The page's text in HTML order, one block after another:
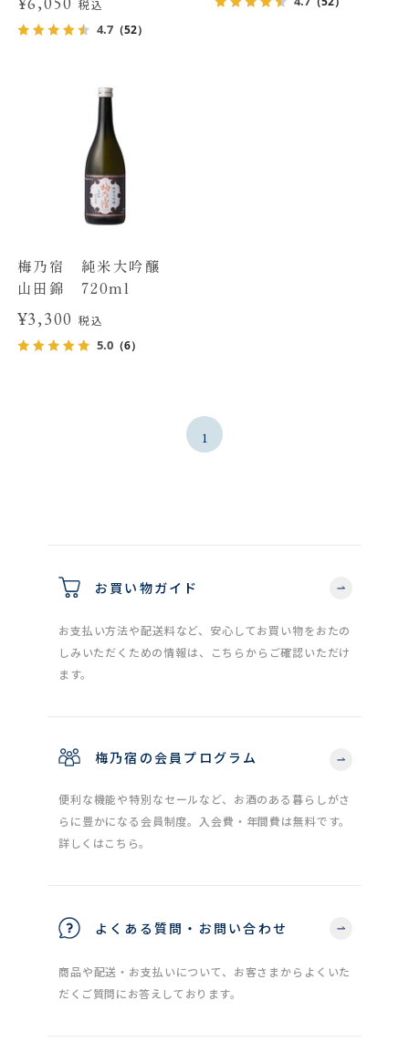
税込
4.7（52）
梅乃宿 純米大吟醸
山田錦 720ml
¥3,300税込
5.0（6）
1
お買い物ガイド
お支払い方法や配送料など、安心してお買い物をおたの
しみいただくための情報は、こちらからご確認いただけ
ます。
梅乃宿の会員プログラム
便利な機能や特別なセールなど、お酒のある暮らしがさ
らに豊かになる会員制度。入会費・年間費は無料です。
詳しくはこちら。
よくある質問・お問い合わせ
商品や配送・お支払いについて、お客さまからよくいた
だくご質問にお答えしております。